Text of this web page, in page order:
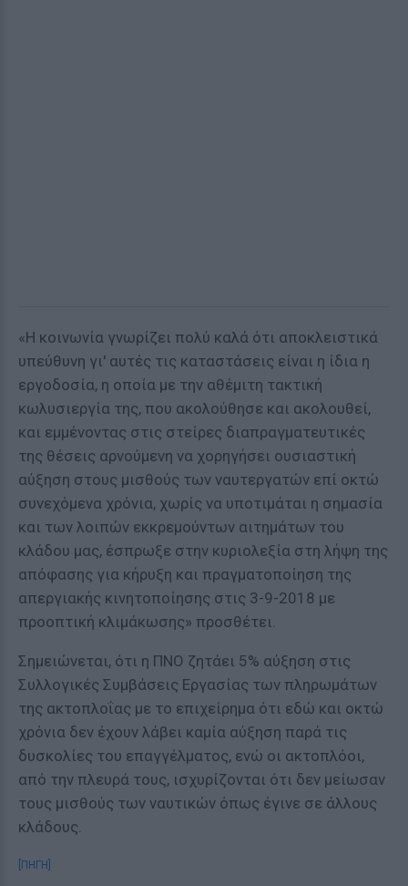
«Η κοινωνία γνωρίζει πολύ καλά ότι αποκλειστικά
υπεύθυνη γι' αυτές τις καταστάσεις είναι η ίδια η
εργοδοσία, η οποία με την αθέμιτη τακτική
κωλυσιεργία της, που ακολούθησε και ακολουθεί,
και εμμένοντας στις στείρες διαπραγματευτικές
της θέσεις αρνούμενη να χορηγήσει ουσιαστική
αύξηση στους μισθούς των ναυτεργατών επί οκτώ
συνεχόμενα χρόνια, χωρίς να υποτιμάται η σημασία
και των λοιπών εκκρεμούντων αιτημάτων του
κλάδου μας, έσπρωξε στην κυριολεξία στη λήψη της
απόφασης για κήρυξη και πραγματοποίηση της
απεργιακής κινητοποίησης στις 3-9-2018 με
προοπτική κλιμάκωσης» προσθέτει.
Σημειώνεται, ότι η ΠΝΟ ζητάει 5% αύξηση στις
Συλλογικές Συμβάσεις Εργασίας των πληρωμάτων
της ακτοπλοΐας με το επιχείρημα ότι εδώ και οκτώ
χρόνια δεν έχουν λάβει καμία αύξηση παρά τις
δυσκολίες του επαγγέλματος, ενώ οι ακτοπλόοι,
από την πλευρά τους, ισχυρίζονται ότι δεν μείωσαν
τους μισθούς των ναυτικών όπως έγινε σε άλλους
κλάδους.
[ΠΗΓΗ]